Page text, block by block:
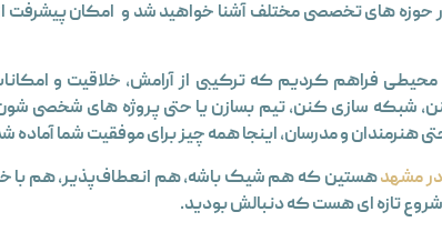
حوزه های تخصصی مختلف آشنا خواهید شد و امکان پیشرفت
محیطی فراهم کردیم که ترکیبی از آرامش، خلاقیت و
شبکه ‌سازی کنن، تیم بسازن یا حتی پروژه ‌های شخصی ‌شون
هنرمندان و مدرسان، اینجا همه چیز برای موفقیت شما آماده
مشهدهستین که هم شیک باشه، هم انعطاف‌پذیر، هم با
تازه ای هست که دنبالش بودید.